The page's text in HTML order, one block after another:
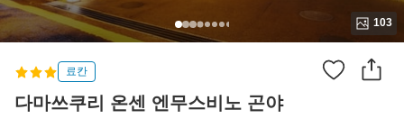
103
료칸
다마쓰쿠리 온센 엔무스비노 곤야